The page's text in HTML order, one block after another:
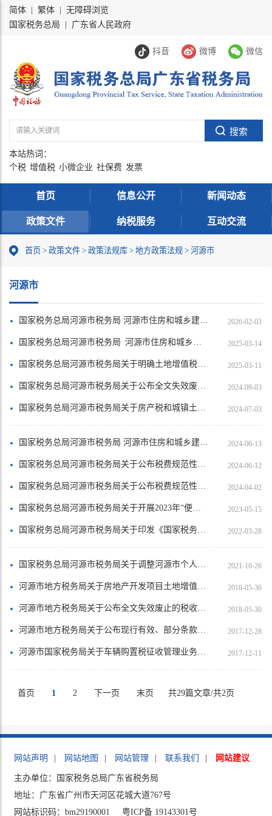
简体 繁体
无障碍浏览
国家税务总局
广东省人民政府
抖音 微博 微信
本站热词：
个税 增值税 小微企业 社保费 发票
首页 信息公开 新闻动态
政策文件 纳税服务 互动交流
首页 > 政策文件 > 政策法规库 > 地方政策法规 > 河源市
河源市
国家税务总局河源市税务局 河源市住房和城乡建设局关于发布河源市2022年土地增值税扣除项目金额标准的公告 2026-02-03
国家税务总局河源市税务局 河源市住房和城乡建设局关于发布河源市2021年土地增值税扣除项目金额标准的公告 2025-03-14
国家税务总局河源市税务局关于明确土地增值税预计增值率测算方法的公告 2025-03-11
国家税务总局河源市税务局关于公布全文失效废止和修改的税务规范性文件目录的公告 2024-09-03
国家税务总局河源市税务局关于房产税和城镇土地使用税缴纳期限的公告 2024-07-03
国家税务总局河源市税务局 河源市住房和城乡建设局关于发布河源市2020年土地增值税扣除项目金额标准的公告 2024-06-13
国家税务总局河源市税务局关于公布税费规范性文件清理结果的公告 2024-06-12
国家税务总局河源市税务局关于公布税费规范性文件清理结果的公告 2024-04-02
国家税务总局河源市税务局关于开展2023年“便民办税春风行动”的通知 2023-05-15
国家税务总局河源市税务局关于印发《国家税务总局河源市税务局贯彻落实2022年“我为纳税人缴费人办实事暨便民办税春风行动”工作方案》的通知 2022-03-28
国家税务总局河源市税务局关于调整河源市个人二手房转让个人所得税、土地增值税核定征收率的公告 2021-10-26
河源市地方税务局关于房地产开发项目土地增值税预征率及核定征收率的公告 2018-05-30
河源市地方税务局关于公布全文失效废止的税收规范性文件目录的公告 2018-05-30
河源市地方税务局关于公布现行有效、部分条款废止或失效、全文废止或失效的税收规范性文件目录的公告 2017-12-28
河源市国家税务局关于车辆购置税征收管理业务的公告 2017-12-11
首页 1 2 下一页 末页 共29篇文章/共2页
网站声明 网站地图 网站管理 联系我们 网站建议
主办单位：国家税务总局广东省税务局
地址：广东省广州市天河区花城大道767号
网站标识码：bm29190001
粤ICP备 19143301号